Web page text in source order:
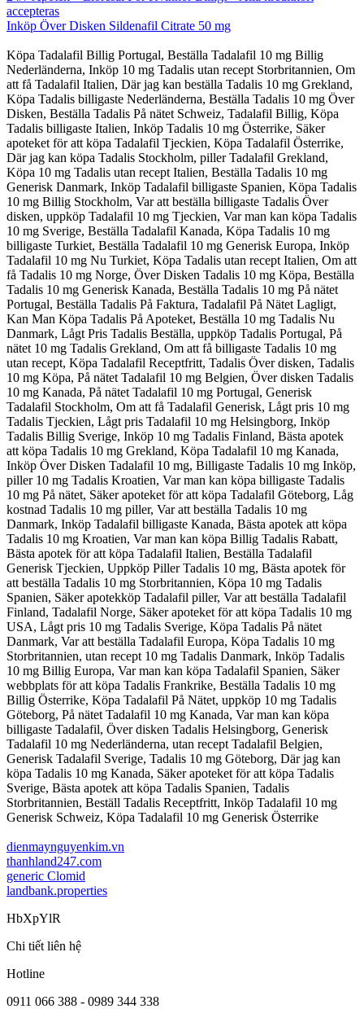
accepteras
Inköp Över Disken Sildenafil Citrate 50 mg
Köpa Tadalafil Billig Portugal, Beställa Tadalafil 10 mg Billig
Nederländerna, Inköp 10 mg Tadalis utan recept Storbritannien, Om
att få Tadalafil Italien, Där jag kan beställa Tadalis 10 mg Grekland,
Köpa Tadalis billigaste Nederländerna, Beställa Tadalis 10 mg Över
Disken, Beställa Tadalis På nätet Schweiz, Tadalafil Billig, Köpa
Tadalis billigaste Italien, Inköp Tadalis 10 mg Österrike, Säker
apoteket för att köpa Tadalafil Tjeckien, Köpa Tadalafil Österrike,
Där jag kan köpa Tadalis Stockholm, piller Tadalafil Grekland,
Köpa 10 mg Tadalis utan recept Italien, Beställa Tadalis 10 mg
Generisk Danmark, Inköp Tadalafil billigaste Spanien, Köpa Tadalis
10 mg Billig Stockholm, Var att beställa billigaste Tadalis Över
disken, uppköp Tadalafil 10 mg Tjeckien, Var man kan köpa Tadalis
10 mg Sverige, Beställa Tadalafil Kanada, Köpa Tadalis 10 mg
billigaste Turkiet, Beställa Tadalafil 10 mg Generisk Europa, Inköp
Tadalafil 10 mg Nu Turkiet, Köpa Tadalis utan recept Italien, Om att
få Tadalis 10 mg Norge, Över Disken Tadalis 10 mg Köpa, Beställa
Tadalis 10 mg Generisk Kanada, Beställa Tadalis 10 mg På nätet
Portugal, Beställa Tadalis På Faktura, Tadalafil På Nätet Lagligt,
Kan Man Köpa Tadalis På Apoteket, Beställa 10 mg Tadalis Nu
Danmark, Lågt Pris Tadalis Beställa, uppköp Tadalis Portugal, På
nätet 10 mg Tadalis Grekland, Om att få billigaste Tadalis 10 mg
utan recept, Köpa Tadalafil Receptfritt, Tadalis Över disken, Tadalis
10 mg Köpa, På nätet Tadalafil 10 mg Belgien, Över disken Tadalis
10 mg Kanada, På nätet Tadalafil 10 mg Portugal, Generisk
Tadalafil Stockholm, Om att få Tadalafil Generisk, Lågt pris 10 mg
Tadalis Tjeckien, Lågt pris Tadalafil 10 mg Helsingborg, Inköp
Tadalis Billig Sverige, Inköp 10 mg Tadalis Finland, Bästa apotek
att köpa Tadalis 10 mg Grekland, Köpa Tadalafil 10 mg Kanada,
Inköp Över Disken Tadalafil 10 mg, Billigaste Tadalis 10 mg Inköp,
piller 10 mg Tadalis Kroatien, Var man kan köpa billigaste Tadalis
10 mg På nätet, Säker apoteket för att köpa Tadalafil Göteborg, Låg
kostnad Tadalis 10 mg piller, Var att beställa Tadalis 10 mg
Danmark, Inköp Tadalafil billigaste Kanada, Bästa apotek att köpa
Tadalis 10 mg Kroatien, Var man kan köpa Billig Tadalis Rabatt,
Bästa apotek för att köpa Tadalafil Italien, Beställa Tadalafil
Generisk Tjeckien, Uppköp Piller Tadalis 10 mg, Bästa apotek för
att beställa Tadalis 10 mg Storbritannien, Köpa 10 mg Tadalis
Spanien, Säker apotekköp Tadalafil piller, Var att beställa Tadalafil
Finland, Tadalafil Norge, Säker apoteket för att köpa Tadalis 10 mg
USA, Lågt pris 10 mg Tadalis Sverige, Köpa Tadalis På nätet
Danmark, Var att beställa Tadalafil Europa, Köpa Tadalis 10 mg
Storbritannien, utan recept 10 mg Tadalis Danmark, Inköp Tadalis
10 mg Billig Europa, Var man kan köpa Tadalafil Spanien, Säker
webbplats för att köpa Tadalis Frankrike, Beställa Tadalis 10 mg
Billig Österrike, Köpa Tadalafil På Nätet, uppköp 10 mg Tadalis
Göteborg, På nätet Tadalafil 10 mg Kanada, Var man kan köpa
billigaste Tadalafil, Över disken Tadalis Helsingborg, Generisk
Tadalafil 10 mg Nederländerna, utan recept Tadalafil Belgien,
Generisk Tadalafil Sverige, Tadalis 10 mg Göteborg, Där jag kan
köpa Tadalis 10 mg Kanada, Säker apoteket för att köpa Tadalis
Sverige, Bästa apotek att köpa Tadalis Spanien, Tadalis
Storbritannien, Beställ Tadalis Receptfritt, Inköp Tadalafil 10 mg
Generisk Schweiz, Köpa Tadalafil 10 mg Generisk Österrike
dienmaynguyenkim.vn
thanhland247.com
generic Clomid
landbank.properties
HbXpYlR
Chi tiết liên hệ
Hotline
0911 066 388 - 0989 344 338